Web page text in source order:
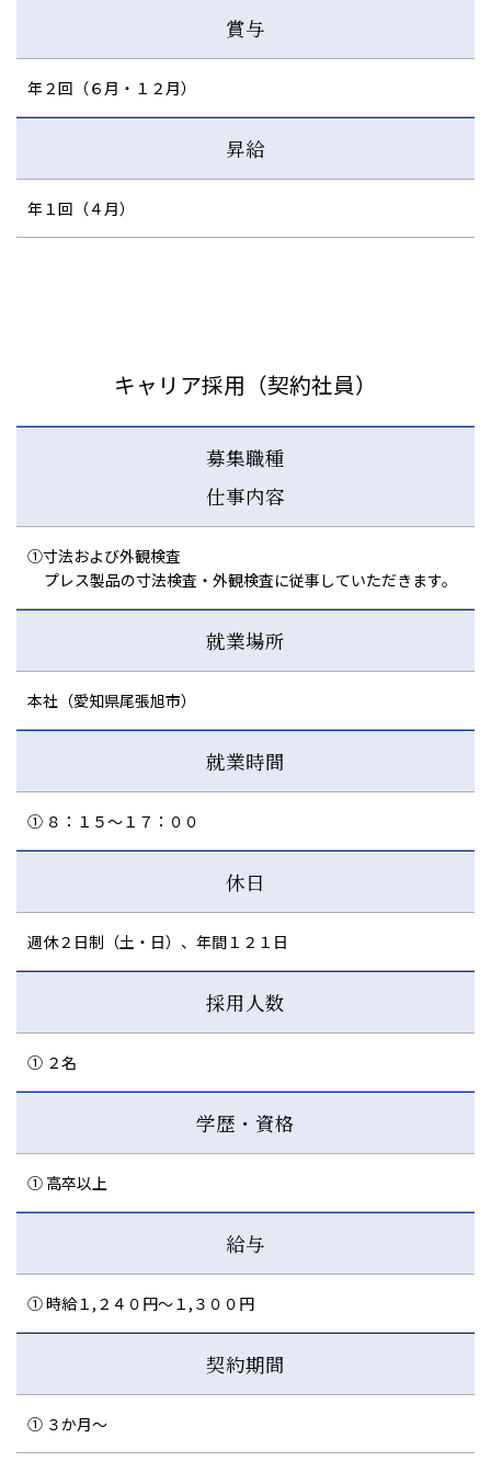
賞与
年２回（６月・１２月）
昇給
年１回（４月）
キャリア採用（契約社員）
募集職種
仕事内容
①寸法および外観検査
プレス製品の寸法検査・外観検査に従事していただきます。
就業場所
本社（愛知県尾張旭市）
就業時間
① ８：１５～１７：００
休日
週休２日制（土・日）、年間１２１日
採用人数
① ２名
学歴・資格
① 高卒以上
給与
① 時給１,２４０円～１,３００円
契約期間
① ３か月～